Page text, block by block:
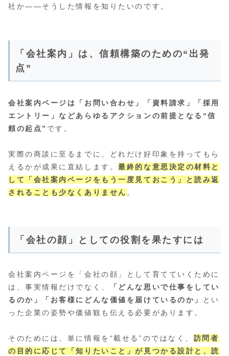
社か——そうした情報を知りたいのです。
「会社案内」は、信頼構築のための“出発
点”
会社案内ページは「お問い合わせ」「資料請求」「採用
エントリー」などあらゆるアクションの前提となる“信
頼の起点” です。
実際の商談に至るまでに、どれだけ好印象を持ってもら
えるかが成果に直結します。最終的な意思決定の材料と
して「会社案内ページをもう一度見ておこう」と読み返
されることも少なくありません 。
「会社の顔」としての役割を果たすには
会社案内ページを「会社の顔」として育てていくために
は、事実情報だけでなく、
「どんな思いで仕事をしてい
るのか」「お客様にどんな価値を届けているのか」
とい
った企業の姿勢や価値観も伝える必要があります。
そのためには、単に情報を“載せる”のではなく、 訪問者
の目的に応じて「知りたいこと」が見つかる設計と、読